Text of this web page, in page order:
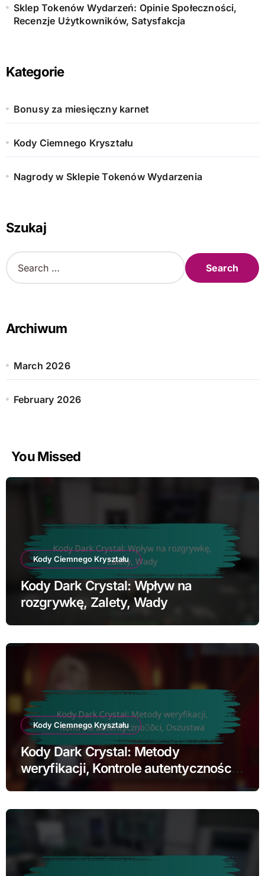
Sklep Tokenów Wydarzeń: Opinie Społeczności,
Recenzje Użytkowników, Satysfakcja
Kategorie
Bonusy za miesięczny karnet
Kody Ciemnego Kryształu
Nagrody w Sklepie Tokenów Wydarzenia
Szukaj
S
e
h
f
r
Archiwum
March 2026
February 2026
You Missed
Kody Ciemnego Kryształu
Kody Dark Crystal: Wpływ na
rozgrywkę, Zalety, Wady
Kody Ciemnego Kryształu
Kody Dark Crystal: Metody
weryfikacji, Kontrole autentyczności,